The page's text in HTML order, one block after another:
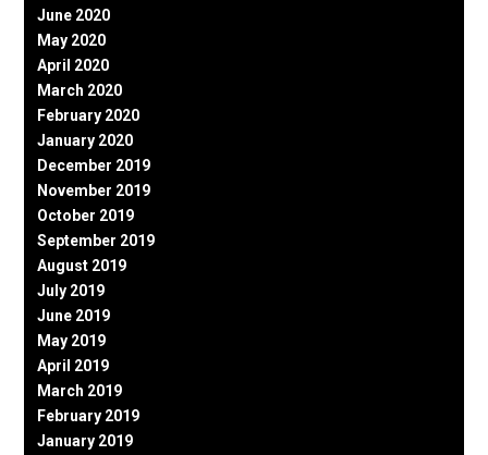
June 2020
May 2020
April 2020
March 2020
February 2020
January 2020
December 2019
November 2019
October 2019
September 2019
August 2019
July 2019
June 2019
May 2019
April 2019
March 2019
February 2019
January 2019